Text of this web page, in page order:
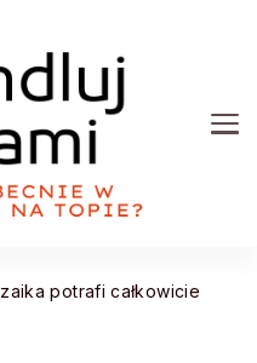
potrafi całkowicie